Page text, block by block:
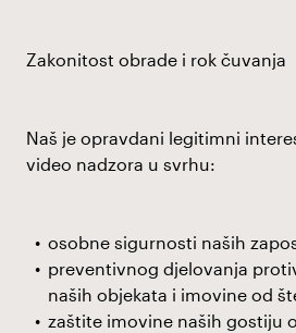
Zakonitost obrade i rok čuvanja
Naš je opravdani legitimni
video nadzora u svrhu:
osobne sigurnosti naših
preventivnog djelovanja
naših objekata i imovine od
zaštite imovine naših gostiju